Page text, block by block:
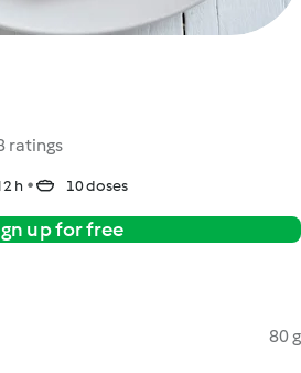
ratings
h 10 doses
up for free
80 g